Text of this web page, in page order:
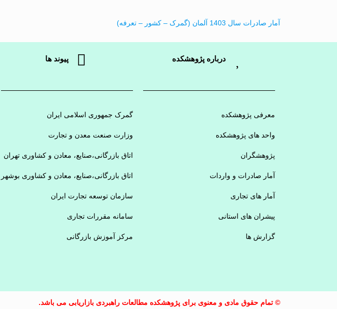
آمار صادرات سال 1403 آلمان (گمرک – کشور – تعرفه)
درباره پژوهشکده
معرفی پژوهشکده
واحد های پژوهشکده
پژوهشگران
آمار صادرات و واردات
آمار های تجاری
پیشران های استانی
گزارش ها
پیوند ها
گمرک جمهوری اسلامی ایران
وزارت صنعت معدن و تجارت
اتاق بازرگانی،صنایع، معادن و کشاوری تهران
اتاق بازرگانی،صنایع، معادن و کشاوری بوشهر
سازمان توسعه تجارت ایران
سامانه مقررات تجاری
مرکز آموزش بازرگانی
© تمام حقوق مادی و معنوی برای پژوهشکده مطالعات راهبردی بازاریابی می باشد.